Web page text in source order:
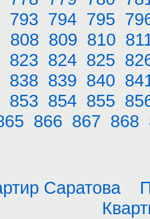
793 794 795
808 809 810
823 824 825
838 839 840
853 854 855
866 867 868
Саратова